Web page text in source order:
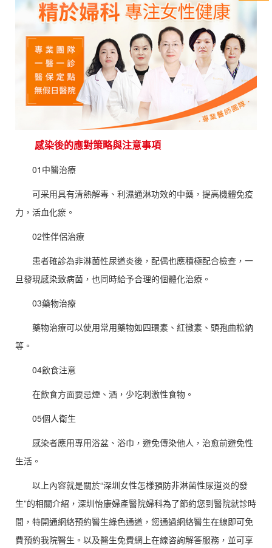
感染後的應對策略與注意事項
01中醫治療
可采用具有清熱解毒、利濕通淋功效的中藥，提高機體免疫
力，活血化瘀。
02性伴侶治療
患者確診為非淋菌性尿道炎後，配偶也應積極配合檢查，一
旦發現感染致病菌，也同時給予合理的個體化治療。
03藥物治療
藥物治療可以使用常用藥物如四環素、紅黴素、頭孢曲松鈉
等。
04飲食注意
在飲食方面要忌煙、酒，少吃刺激性食物。
05個人衛生
感染者應用專用浴盆、浴巾，避免傳染他人，治愈前避免性
生活。
以上內容就是關於“深圳女性怎樣預防非淋菌性尿道炎的發
生”的相關介紹，深圳怡康婦產醫院婦科為了節約您到醫院就診時
間，特開通網絡預約醫生綠色通道，您通過網絡醫生在線即可免
費預約我院醫生。以及醫生免費網上在線咨詢解答服務，並可享